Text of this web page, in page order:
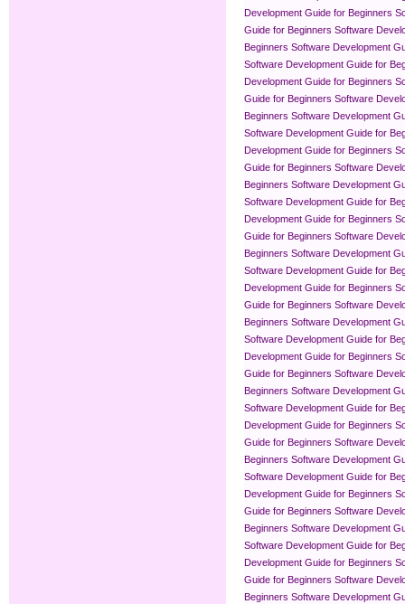
Development Guide for Beginners
Guide for Beginners Software
Beginners Software Development
Software Development Guide for
Development Guide for Beginners
Guide for Beginners Software
Beginners Software Development
Software Development Guide for
Development Guide for Beginners
Guide for Beginners Software
Beginners Software Development
Software Development Guide for
Development Guide for Beginners
Guide for Beginners Software
Beginners Software Development
Software Development Guide for
Development Guide for Beginners
Guide for Beginners Software
Beginners Software Development
Software Development Guide for
Development Guide for Beginners
Guide for Beginners Software
Beginners Software Development
Software Development Guide for
Development Guide for Beginners
Guide for Beginners Software
Beginners Software Development
Software Development Guide for
Development Guide for Beginners
Guide for Beginners Software
Beginners Software Development
Software Development Guide for
Development Guide for Beginners
Guide for Beginners Software
Beginners Software Development